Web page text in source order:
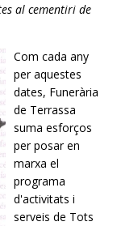
al cementiri de
Com cada any
per aquestes
dates, Funerària
de Terrassa
suma esforços
per posar en
marxa el
programa
d'activitats i
serveis de Tots